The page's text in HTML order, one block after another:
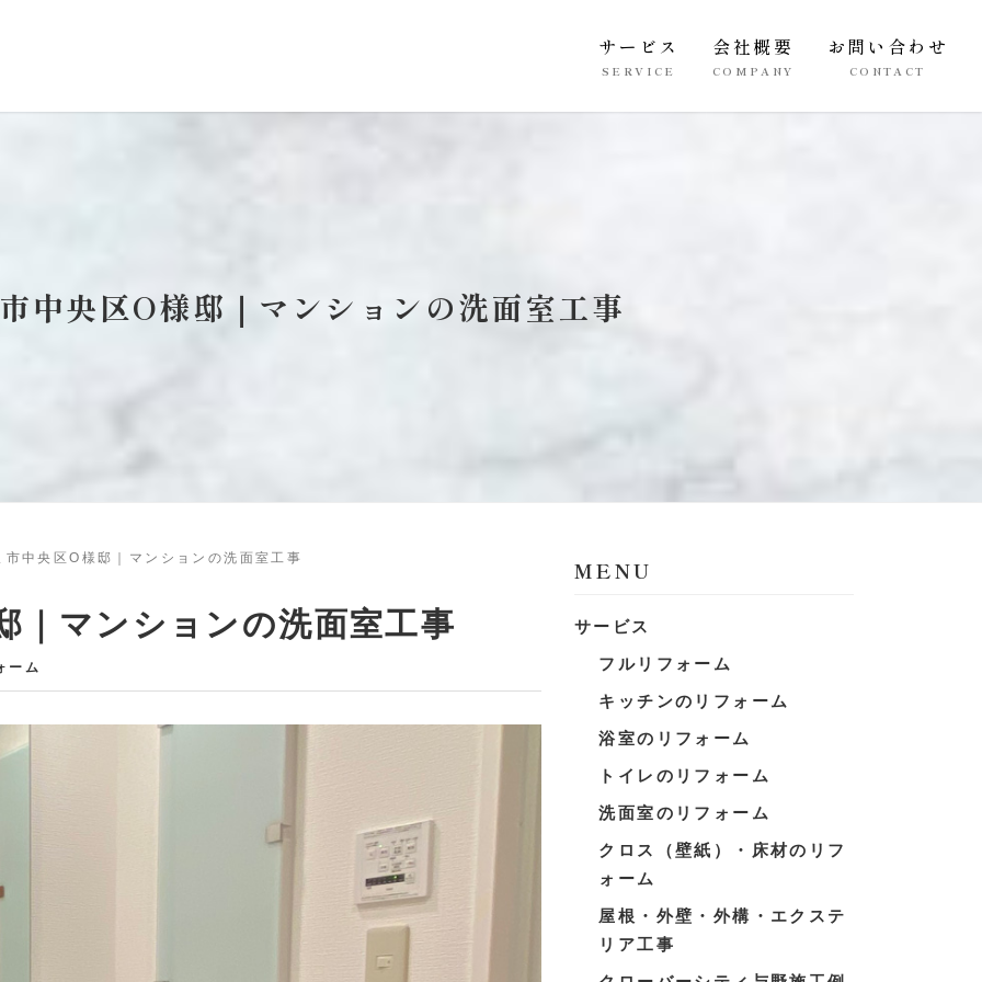
サービス
SERVICE
会社概要
COMPANY
お問い合わせ
CONTACT
中央区O様邸｜マンションの洗面室工事
市中央区O様邸｜マンションの洗面室工事
｜マンションの洗面室工事
ーム
MENU
サービス
フルリフォーム
キッチンのリフォーム
浴室のリフォーム
トイレのリフォーム
洗面室のリフォーム
クロス（壁紙）・床材のリフ
ォーム
屋根・外壁・外構・エクステ
リア工事